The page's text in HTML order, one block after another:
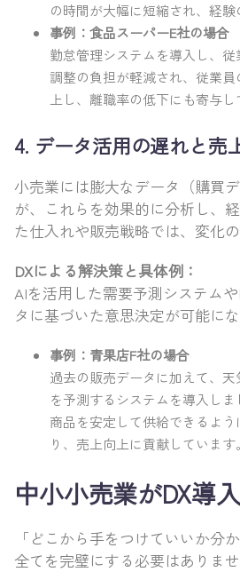
の時間が大幅に短縮され、経
事例：食品スーパーE社の場合
勤怠管理システムを導入し、
調整の負担が軽減され、従業
上し、離職率の低下にも寄与し
4. データ活用の遅れと売
小売業には膨大なデータ（購買
が、これらを効果的に分析し、
た仕入れや販売戦略では、変化
DXによる解決策と具体例：
AIを活用した需要予測システム
タに基づいた意思決定が可能にな
事例：青果店F社の場合
過去の販売データに加えて、
を予測するシステムを導入し
商品を安定して供給できるよ
り、売上向上に貢献しています。
中小小売業がDX導
「どこから手をつけていいか分
全てを完璧にする必要はありま